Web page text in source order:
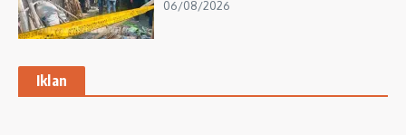
06/08/2026
Iklan